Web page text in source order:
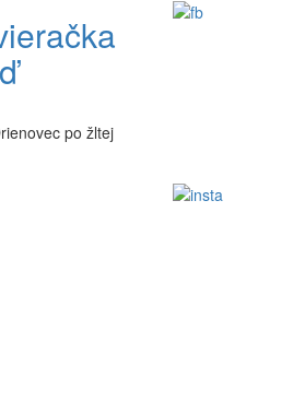
po žltej